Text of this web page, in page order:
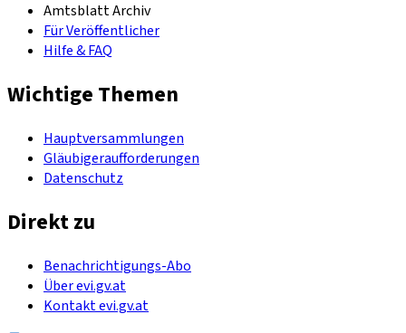
Amtsblatt Archiv
Für Veröffentlicher
Hilfe & FAQ
Wichtige Themen
Hauptversammlungen
Gläubigeraufforderungen
Datenschutz
Direkt zu
Benachrichtigungs-Abo
Über evi.gv.at
Kontakt evi.gv.at